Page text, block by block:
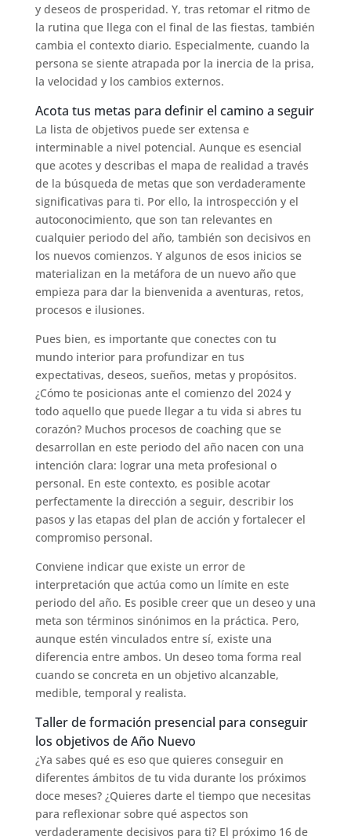
y deseos de prosperidad. Y, tras retomar el ritmo de
la rutina que llega con el final de las fiestas, también
cambia el contexto diario. Especialmente, cuando la
persona se siente atrapada por la inercia de la prisa,
la velocidad y los cambios externos.
Acota tus metas para definir el camino a seguir
La lista de objetivos puede ser extensa e
interminable a nivel potencial. Aunque es esencial
que acotes y describas el mapa de realidad a través
de la búsqueda de metas que son verdaderamente
significativas para ti. Por ello, la introspección y el
autoconocimiento, que son tan relevantes en
cualquier periodo del año, también son decisivos en
los nuevos comienzos. Y algunos de esos inicios se
materializan en la metáfora de un nuevo año que
empieza para dar la bienvenida a aventuras, retos,
procesos e ilusiones.
Pues bien, es importante que conectes con tu
mundo interior para profundizar en tus
expectativas, deseos, sueños, metas y propósitos.
¿Cómo te posicionas ante el comienzo del 2024 y
todo aquello que puede llegar a tu vida si abres tu
corazón? Muchos procesos de coaching que se
desarrollan en este periodo del año nacen con una
intención clara: lograr una meta profesional o
personal. En este contexto, es posible acotar
perfectamente la dirección a seguir, describir los
pasos y las etapas del plan de acción y fortalecer el
compromiso personal.
Conviene indicar que existe un error de
interpretación que actúa como un límite en este
periodo del año. Es posible creer que un deseo y una
meta son términos sinónimos en la práctica. Pero,
aunque estén vinculados entre sí, existe una
diferencia entre ambos. Un deseo toma forma real
cuando se concreta en un objetivo alcanzable,
medible, temporal y realista.
Taller de formación presencial para conseguir
los objetivos de Año Nuevo
¿Ya sabes qué es eso que quieres conseguir en
diferentes ámbitos de tu vida durante los próximos
doce meses? ¿Quieres darte el tiempo que necesitas
para reflexionar sobre qué aspectos son
verdaderamente decisivos para ti? El próximo 16 de